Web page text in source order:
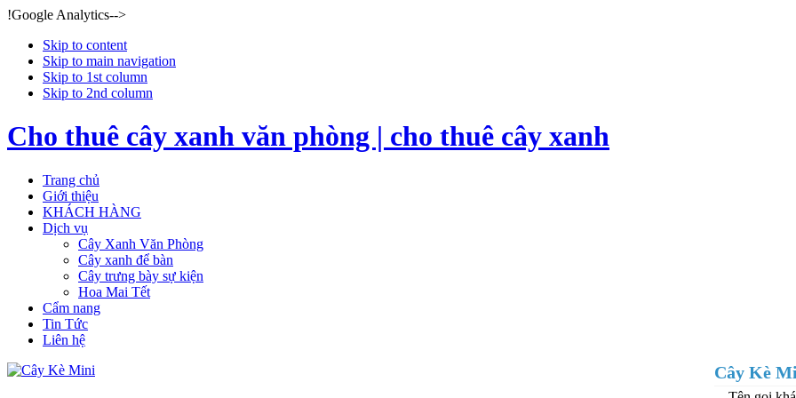
!Google Analytics-->
Skip to content
Skip to main navigation
Skip to 1st column
Skip to 2nd column
Cho thuê cây xanh văn phòng | cho thuê cây xanh
Trang chủ
Giới thiệu
KHÁCH HÀNG
Dịch vụ
Cây Xanh Văn Phòng
Cây xanh để bàn
Cây trưng bày sự kiện
Hoa Mai Tết
Cẩm nang
Tin Tức
Liên hệ
Cây Kè